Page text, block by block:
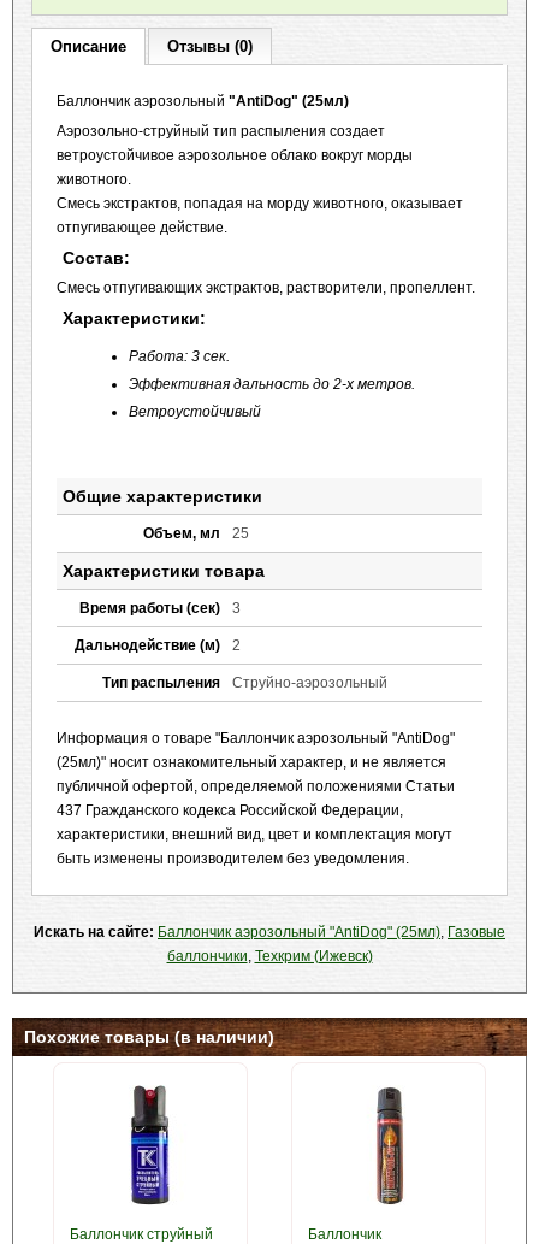
Описание Отзывы (0)
Баллончик аэрозольный "AntiDog" (25мл)
Аэрозольно-струйный тип распыления создает
ветроустойчивое аэрозольное облако вокруг морды
животного.
Смесь экстрактов, попадая на морду животного, оказывает
отпугивающее действие.
Состав:
Смесь отпугивающих экстрактов, растворители, пропеллент.
Характеристики:
Работа: 3 сек.
Эффективная дальность до 2-х метров.
Ветроустойчивый
Общие характеристики
Объем, мл 25
Характеристики товара
Время работы (сек) 3
Дальнодействие (м) 2
Тип распыления Струйно-аэрозольный
Информация о товаре "Баллончик аэрозольный "AntiDog"
(25мл)" носит ознакомительный характер, и не является
публичной офертой, определяемой положениями Статьи
437 Гражданского кодекса Российской Федерации,
характеристики, внешний вид, цвет и комплектация могут
быть изменены производителем без уведомления.
Искать на сайте: Баллончик аэрозольный "AntiDog" (25мл), Газовые
баллончики, Техкрим (Ижевск)
Похожие товары (в наличии)
Баллончик струйный
Баллончик